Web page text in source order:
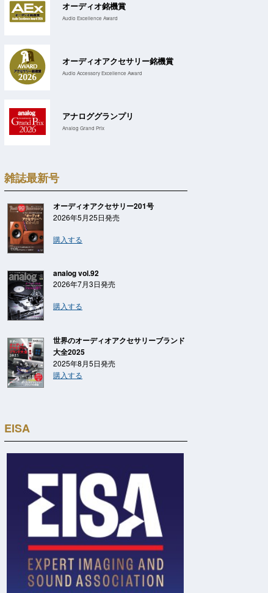
オーディオ銘機賞
Audio Excellence Award
オーディオアクセサリー銘機賞
Audio Accessory Excellence Award
アナロググランプリ
Analog Grand Prix
雑誌最新号
オーディオアクセサリー201号
2026年5月25日発売
購入する
analog vol.92
2026年7月3日発売
購入する
世界のオーディオアクセサリーブランド
大全2025
2025年8月5日発売
購入する
EISA